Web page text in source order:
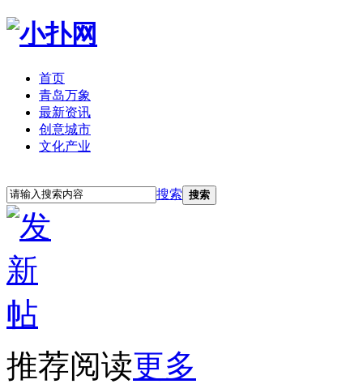
首页
青岛万象
最新资讯
创意城市
文化产业
搜索 搜索
推荐阅读更多